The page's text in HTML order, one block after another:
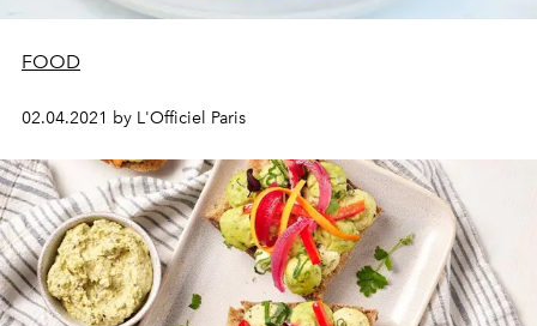
FOOD
02.04.2021 by L'Officiel Paris